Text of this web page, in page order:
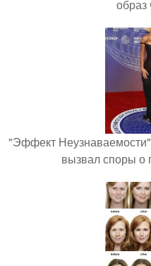
образ
"Эффект
вызвал споры о